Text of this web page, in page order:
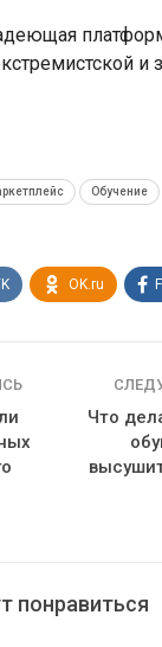
и
Обучение
OK.ru
Что
понравиться